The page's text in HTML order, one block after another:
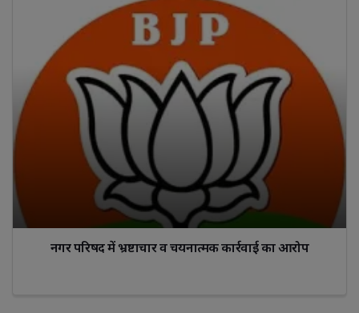
नगर परिषद में भ्रष्टाचार व चयनात्मक कार्रवाई का आरोप